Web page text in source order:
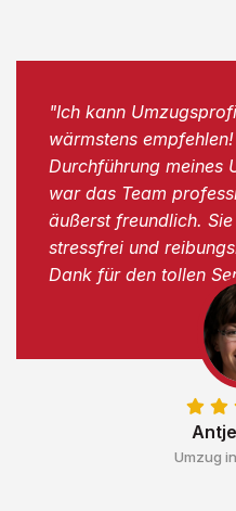
Umzug
"Ich kann
wärmstens
Durchführung meines
war das Team
äußerst freundlich.
stressfrei und
Dank für den tollen